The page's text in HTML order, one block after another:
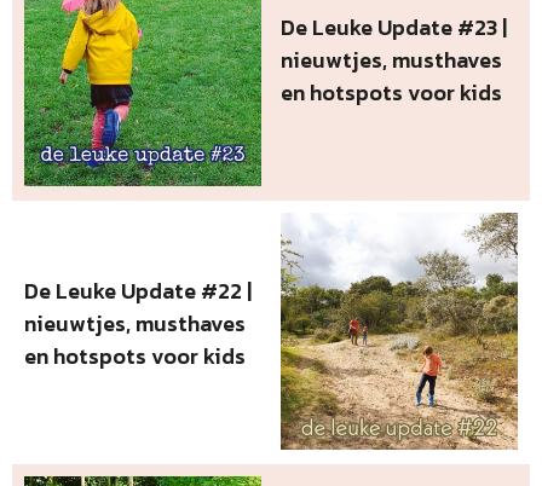
De Leuke Update #23 |
nieuwtjes, musthaves
en hotspots voor kids
De Leuke Update #22 |
nieuwtjes, musthaves
en hotspots voor kids